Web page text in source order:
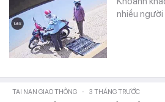
nhiều
TAI NẠN GIAO THÔNG - 3 THÁNG TRƯỚC